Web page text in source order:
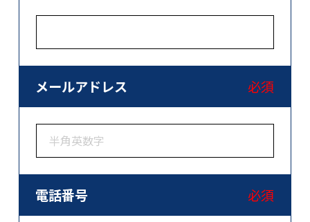
メールアドレス 必須
電話番号 必須